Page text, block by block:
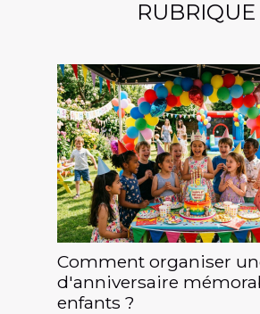
RUBRIQUE
Comment organiser
d'anniversaire
enfants ?